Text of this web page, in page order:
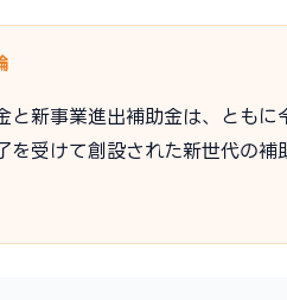
と新事業進出補助金は、とも
を受けて創設された新世代の